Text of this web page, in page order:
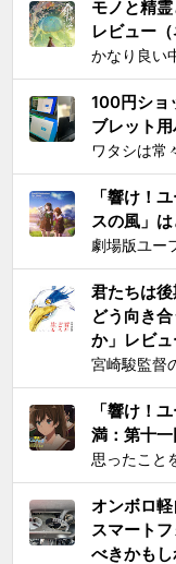
モノと精
レビュー（
100円ショ
ブレット
「響け！
スの風」
君たちは
どう向き
か」レビ
「響け！
満：第十
オンボロ
スマート
べきかも